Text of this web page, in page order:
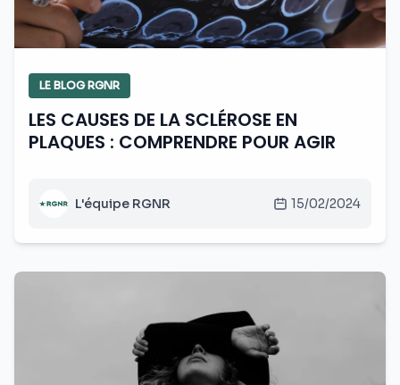
LE BLOG RGNR
LES CAUSES DE LA SCLÉROSE EN
PLAQUES : COMPRENDRE POUR AGIR
L'équipe RGNR 15/02/2024